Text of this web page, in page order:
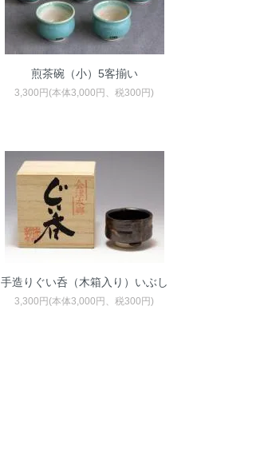
煎茶碗（小）5客揃い
3,300円(本体3,000円、税300円)
手造りぐい呑（木箱入り）いぶし
3,300円(本体3,000円、税300円)